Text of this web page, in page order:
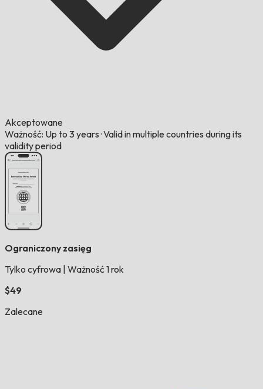
Akceptowane
Ważność: Up to 3 years ·Valid in multiple countries during its
validity period
Ograniczony zasięg
Tylko cyfrowa Ważność 1 rok
$49
Zalecane